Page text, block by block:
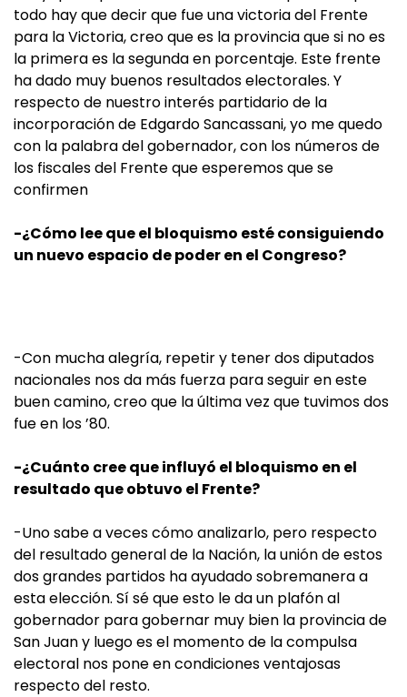
todo hay que decir que fue una victoria del Frente
para la Victoria, creo que es la provincia que si no es
la primera es la segunda en porcentaje. Este frente
ha dado muy buenos resultados electorales. Y
respecto de nuestro interés partidario de la
incorporación de Edgardo Sancassani, yo me quedo
con la palabra del gobernador, con los números de
los fiscales del Frente que esperemos que se
confirmen
-¿Cómo lee que el bloquismo esté consiguiendo
un nuevo espacio de poder en el Congreso?
-Con mucha alegría, repetir y tener dos diputados
nacionales nos da más fuerza para seguir en este
buen camino, creo que la última vez que tuvimos dos
fue en los ’80.
-¿Cuánto cree que influyó el bloquismo en el
resultado que obtuvo el Frente?
-Uno sabe a veces cómo analizarlo, pero respecto
del resultado general de la Nación, la unión de estos
dos grandes partidos ha ayudado sobremanera a
esta elección. Sí sé que esto le da un plafón al
gobernador para gobernar muy bien la provincia de
San Juan y luego es el momento de la compulsa
electoral nos pone en condiciones ventajosas
respecto del resto.